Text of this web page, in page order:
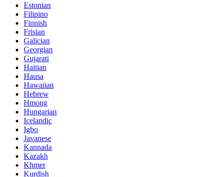
Estonian
Filipino
Finnish
Frisian
Galician
Georgian
Gujarati
Haitian
Hausa
Hawaiian
Hebrew
Hmong
Hungarian
Icelandic
Igbo
Javanese
Kannada
Kazakh
Khmer
Kurdish